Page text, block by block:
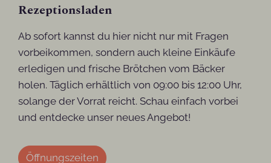
Rezeptionsladen
Ab sofort kannst du hier nicht nur mit Fragen
vorbeikommen, sondern auch kleine Einkäufe
erledigen und frische Brötchen vom Bäcker
holen. Täglich erhältlich von 09:00 bis 12:00 Uhr,
solange der Vorrat reicht. Schau einfach vorbei
und entdecke unser neues Angebot!
Öffnungszeiten